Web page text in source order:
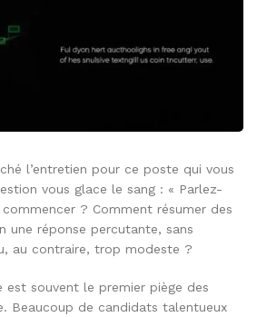
l’entretien pour ce poste qui vous
vous glace le sang : « Parlez-
? Comment résumer des
une réponse percutante, sans
au contraire, trop modeste ?
est souvent le premier piège des
Beaucoup de candidats talentueux